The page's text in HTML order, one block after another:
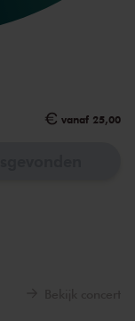
vanaf 25,00